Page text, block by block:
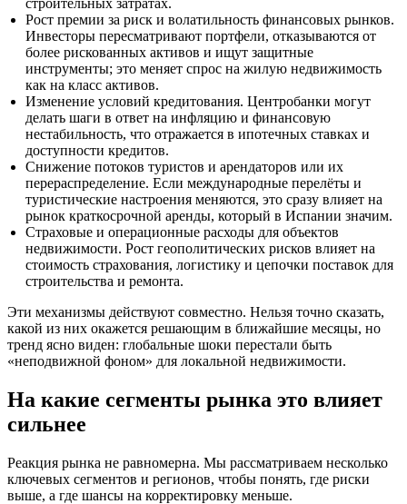
строительных затратах.
Рост премии за риск и волатильность финансовых рынков.
Инвесторы пересматривают портфели, отказываются от
более рискованных активов и ищут защитные
инструменты; это меняет спрос на жилую недвижимость
как на класс активов.
Изменение условий кредитования. Центробанки могут
делать шаги в ответ на инфляцию и финансовую
нестабильность, что отражается в ипотечных ставках и
доступности кредитов.
Снижение потоков туристов и арендаторов или их
перераспределение. Если международные перелёты и
туристические настроения меняются, это сразу влияет на
рынок краткосрочной аренды, который в Испании значим.
Страховые и операционные расходы для объектов
недвижимости. Рост геополитических рисков влияет на
стоимость страхования, логистику и цепочки поставок для
строительства и ремонта.
Эти механизмы действуют совместно. Нельзя точно сказать,
какой из них окажется решающим в ближайшие месяцы, но
тренд ясно виден: глобальные шоки перестали быть
«неподвижной фоном» для локальной недвижимости.
На какие сегменты рынка это влияет
сильнее
Реакция рынка не равномерна. Мы рассматриваем несколько
ключевых сегментов и регионов, чтобы понять, где риски
выше, а где шансы на корректировку меньше.